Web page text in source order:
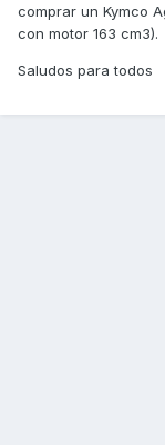
comprar un Kymco
con motor 163 cm3).
Saludos para todos